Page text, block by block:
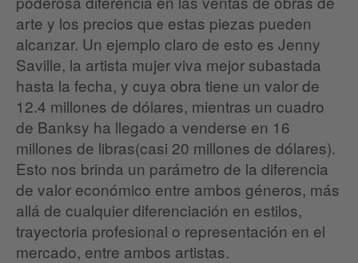
arte y los precios que estas piezas pueden
alcanzar. Un ejemplo claro de esto es Jenny
Saville, la artista mujer viva mejor subastada
hasta la fecha, y cuya obra tiene un valor de
12.4 millones de dólares, mientras un cuadro
de Banksy ha llegado a venderse en 16
millones de libras(casi 20 millones de dólares).
Esto nos brinda un parámetro de la diferencia
de valor económico entre ambos géneros, más
allá de cualquier diferenciación en estilos,
trayectoria profesional o representación en el
mercado, entre ambos artistas.